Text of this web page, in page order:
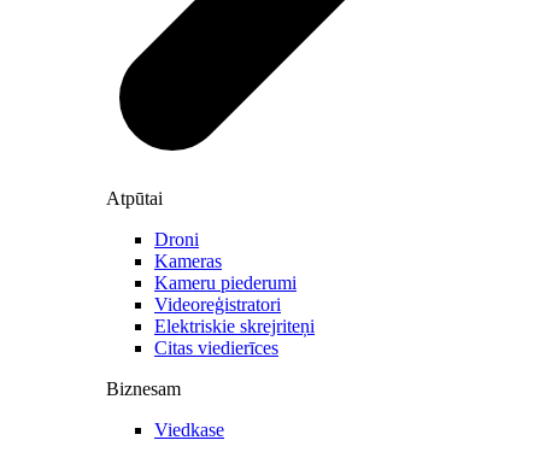
Atpūtai
Droni
Kameras
Kameru piederumi
Videoreģistratori
Elektriskie skrejriteņi
Citas viedierīces
Biznesam
Viedkase